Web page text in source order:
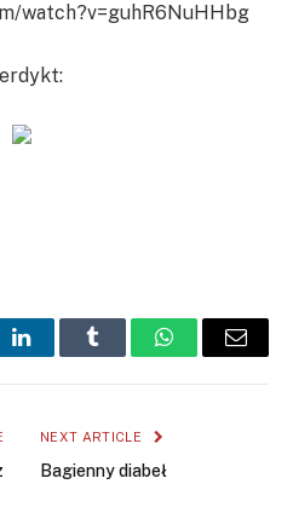
watch?v=guhR6NuHHbg
LinkedInTumblr WhatsAppEmail
NEXT ARTICLE
Bagienny diabeł